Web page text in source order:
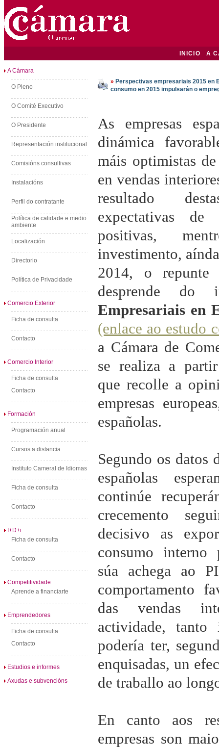
INICIO A
A Cámara
O Pleno
O Comité Executivo
O Presidente
Representación institucional
Comisións consultivas
Instalacións
Perfil do contratante
Política de calidade e medio
ambiente
Localización
Directorio
Política de Privacidade
Comercio Exterior
Ficha de consulta
Contacto
Comercio Interior
Ficha de consulta
Contacto
Formación
Programación anual
Cursos a distancia
Instituto Cameral de Idiomas
Ficha de consulta
Contacto
I+D+i
Ficha de consulta
Contacto
Competitividade
Aprende a financiarte
Emprendedores
Ficha de consulta
Contacto
Estudios e informes
Axudas e subvencións
» Perspectivas empresariais 2015 en
consumo en 2015 impulsarán o
As empresas
dinámica
máis optimistas
en vendas
resultado
expectativas de
positivas,
investimento,
2014, o
desprende do
Empresariais en
(enlace ao estudo
a Cámara de
se realiza a
que recolle a
empresas
españolas.
Segundo os datos
españolas
continúe
crecemento
decisivo as
consumo interno
súa achega ao
comportamento
das vendas
actividade, tanto
podería ter,
enquisadas, un
de traballo ao
En canto aos
empresas son